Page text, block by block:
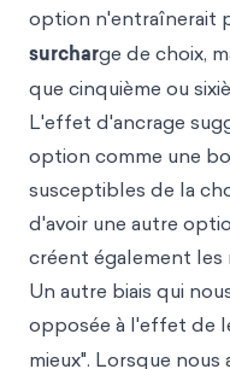
option n'entraînerait
surcharge de choix,
que cinquième ou
L'effet d'ancrage
option comme une
susceptibles de la
d'avoir une autre
créent également les
Un autre biais qui
opposée à l'effet de
mieux". Lorsque